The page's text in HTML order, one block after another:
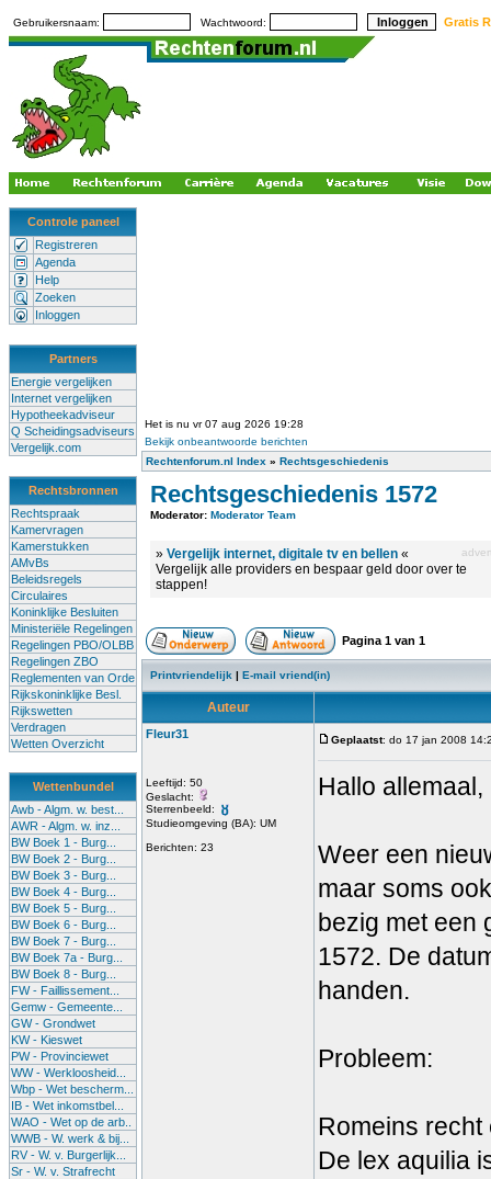
Gebruikersnaam: Wachtwoord: Gratis
Controle paneel
Registreren
Agenda
Help
Zoeken
Inloggen
Partners
Energie vergelijken
Internet vergelijken
Hypotheekadviseur
Q Scheidingsadviseurs
Vergelijk.com
Rechtsbronnen
Rechtspraak
Kamervragen
Kamerstukken
AMvBs
Beleidsregels
Circulaires
Koninklijke Besluiten
Ministeriële Regelingen
Regelingen PBO/OLBB
Regelingen ZBO
Reglementen van Orde
Rijkskoninklijke Besl.
Rijkswetten
Verdragen
Wetten Overzicht
Wettenbundel
Awb - Algm. w. best...
AWR - Algm. w. inz...
BW Boek 1 - Burg...
BW Boek 2 - Burg...
BW Boek 3 - Burg...
BW Boek 4 - Burg...
BW Boek 5 - Burg...
BW Boek 6 - Burg...
BW Boek 7 - Burg...
BW Boek 7a - Burg...
BW Boek 8 - Burg...
FW - Faillissement...
Gemw - Gemeente...
GW - Grondwet
KW - Kieswet
PW - Provinciewet
WW - Werkloosheid...
Wbp - Wet bescherm...
IB - Wet inkomstbel...
WAO - Wet op de arb..
WWB - W. werk & bij...
RV - W. v. Burgerlijk...
Sr - W. v. Strafrecht
Het is nu vr 07 aug 2026 19:28
Bekijk onbeantwoorde berichten
Rechtenforum.nl Index » Rechtsgeschiedenis
Rechtsgeschiedenis 1572
Moderator: Moderator Team
» Vergelijk internet, digitale tv en bellen «
Vergelijk alle providers en bespaar geld door over te
stappen!
Pagina 1 van 1
Printvriendelijk | E-mail vriend(in)
Auteur
Fleur31
Leeftijd: 50
Geslacht:
Sterrenbeeld:
Studieomgeving (BA): UM
Berichten: 23
Geplaatst: do 17 jan 2008
Hallo allemaal,
Weer een
maar soms
bezig met een
1572. De
handen.
Probleem:
Romeins
De lex aquilia